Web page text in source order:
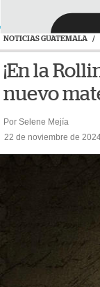
NOTICIAS GUATEMALA /
¡En la
nuevo
Por Selene Mejía
22 de noviembre de